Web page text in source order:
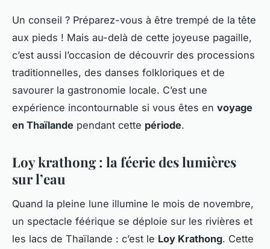
Un conseil ? Préparez-vous à être trempé de la tête
aux pieds ! Mais au-delà de cette joyeuse pagaille,
c’est aussi l’occasion de découvrir des processions
traditionnelles, des danses folkloriques et de
savourer la gastronomie locale. C’est une
expérience incontournable si vous êtes en voyage
en Thaïlande pendant cette période.
Loy krathong : la féerie des lumières
sur l’eau
Quand la pleine lune illumine le mois de novembre,
un spectacle féérique se déploie sur les rivières et
les lacs de Thaïlande : c’est le Loy Krathong. Cette